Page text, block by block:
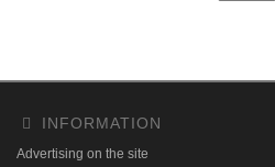
INFORMATION
Advertising on the site